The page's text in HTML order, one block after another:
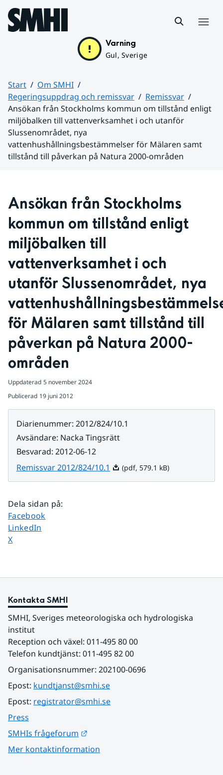
Hoppa till sidans innehåll
Varning
Gul, Sverige
Start
Om SMHI
Regeringsuppdrag och remissvar
Remissvar
Ansökan från Stockholms kommun om tillstånd enligt
miljöbalken till vattenverksamhet i och utanför
Slussenområdet, nya
vattenhushållningsbestämmelser för Mälaren samt
tillstånd till påverkan på Natura 2000-områden
Ansökan från Stockholms
kommun om tillstånd enligt
miljöbalken till
vattenverksamhet i och
utanför Slussenområdet, nya
för Mälaren samt tillstånd till
påverkan på Natura 2000-
områden
Uppdaterad 5 november 2024
Publicerad 19 juni 2012
Diarienummer: 2012/824/10.1
Avsändare: Nacka Tingsrätt
Besvarad: 2012-06-12
Remissvar 2012/824/10.1 Pdf, 579.1 kB.
(pdf, 579.1 kB)
Dela sidan på:
Dela sidan på
Facebook
Dela sidan på
LinkedIn
Dela sidan på
X
Kontakta SMHI
SMHI, Sveriges meteorologiska och hydrologiska
institut
Reception och växel: 011-495 80 00
Telefon kundtjänst: 011-495 82 00
Organisationsnummer: 202100-0696
Epost: kundtjanst@smhi.se
Epost: registrator@smhi.se
Press
SMHIs frågeforum
Mer kontaktinformation